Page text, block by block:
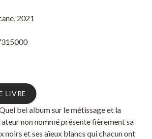
2021
LIVRE
bel album sur le métissage et la
non nommé présente fièrement sa
noirs et ses aïeux blancs qui chacun ont